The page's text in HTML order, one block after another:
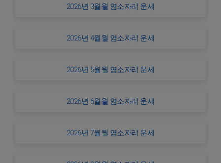
2026년 3월월 염소자리 운세
2026년 4월월 염소자리 운세
2026년 5월월 염소자리 운세
2026년 6월월 염소자리 운세
2026년 7월월 염소자리 운세